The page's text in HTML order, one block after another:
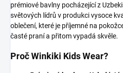
prémiové bavlny pocházející z
světových lídrů v produkci vysoce
oblečení, které je příjemné na
časté praní a přitom vypadá skvěle.
Proč Winkiki Kids Wear?